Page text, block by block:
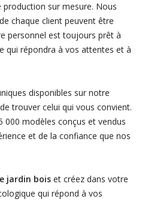
sur mesure. Nous
chaque client peuvent être
personnel est toujours prêt à
qui répondra à vos attentes et à
disponibles sur notre
trouver celui qui vous convient.
000 modèles conçus et vendus
et de la confiance que nos
jardin boiset créez dans votre
qui répond à vos